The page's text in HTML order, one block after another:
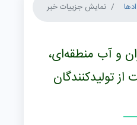
نمایش جزییات خبر
و آب منطقه‌ای،
تولیدکنندگان